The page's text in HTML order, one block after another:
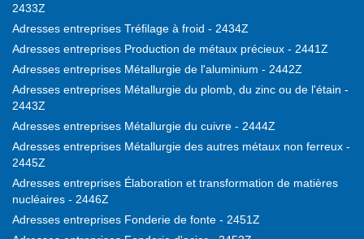
2433Z
Adresses entreprises Tréfilage à froid - 2434Z
Adresses entreprises Production de métaux précieux - 2441Z
Adresses entreprises Métallurgie de l'aluminium - 2442Z
Adresses entreprises Métallurgie du plomb, du zinc ou de l'étain -
2443Z
Adresses entreprises Métallurgie du cuivre - 2444Z
Adresses entreprises Métallurgie des autres métaux non ferreux -
2445Z
Adresses entreprises Élaboration et transformation de matières
nucléaires - 2446Z
Adresses entreprises Fonderie de fonte - 2451Z